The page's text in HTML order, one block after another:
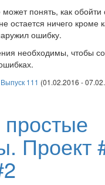
понять, как
остается ничего кроме
ошибку.
необходимы, чтобы
Выпуск 111 (01.02.2016 -
Проект